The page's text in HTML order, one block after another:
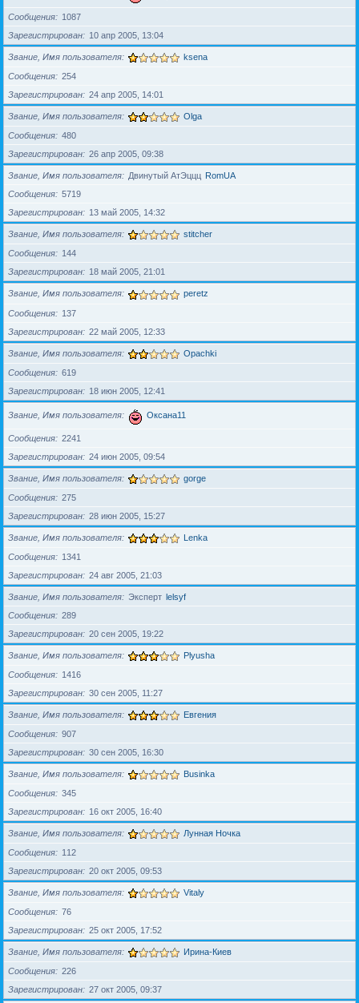
Сообщения
1087
Зарегистрирован
10 апр 2005, 13:04
Звание, Имя пользователя ksena
Сообщения
254
Зарегистрирован
24 апр 2005, 14:01
Звание, Имя пользователя Olga
Сообщения
480
Зарегистрирован
26 апр 2005, 09:38
Звание, Имя пользователя Двинутый АтЭццц RomUA
Сообщения
5719
Зарегистрирован
13 май 2005, 14:32
Звание, Имя пользователя stitcher
Сообщения
144
Зарегистрирован
18 май 2005, 21:01
Звание, Имя пользователя peretz
Сообщения
137
Зарегистрирован
22 май 2005, 12:33
Звание, Имя пользователя Opachki
Сообщения
619
Зарегистрирован
18 июн 2005, 12:41
Звание, Имя пользователя Оксана11
Сообщения
2241
Зарегистрирован
24 июн 2005, 09:54
Звание, Имя пользователя gorge
Сообщения
275
Зарегистрирован
28 июн 2005, 15:27
Звание, Имя пользователя Lenka
Сообщения
1341
Зарегистрирован
24 авг 2005, 21:03
Звание, Имя пользователя Эксперт lelsyf
Сообщения
289
Зарегистрирован
20 сен 2005, 19:22
Звание, Имя пользователя Plyusha
Сообщения
1416
Зарегистрирован
30 сен 2005, 11:27
Звание, Имя пользователя Евгения
Сообщения
907
Зарегистрирован
30 сен 2005, 16:30
Звание, Имя пользователя Businka
Сообщения
345
Зарегистрирован
16 окт 2005, 16:40
Звание, Имя пользователя Лунная Ночка
Сообщения
112
Зарегистрирован
20 окт 2005, 09:53
Звание, Имя пользователя Vitaly
Сообщения
76
Зарегистрирован
25 окт 2005, 17:52
Звание, Имя пользователя Ирина-Киев
Сообщения
226
Зарегистрирован
27 окт 2005, 09:37